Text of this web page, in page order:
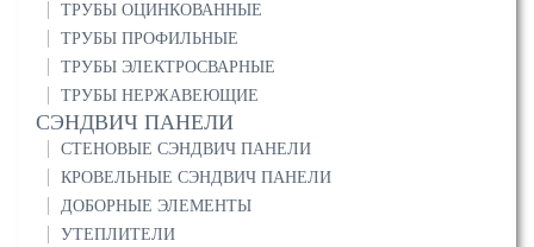
ТРУБЫ ОЦИНКОВАННЫЕ
ТРУБЫ ПРОФИЛЬНЫЕ
ТРУБЫ ЭЛЕКТРОСВАРНЫЕ
ТРУБЫ НЕРЖАВЕЮЩИЕ
СЭНДВИЧ ПАНЕЛИ
СТЕНОВЫЕ СЭНДВИЧ ПАНЕЛИ
КРОВЕЛЬНЫЕ СЭНДВИЧ ПАНЕЛИ
ДОБОРНЫЕ ЭЛЕМЕНТЫ
УТЕПЛИТЕЛИ